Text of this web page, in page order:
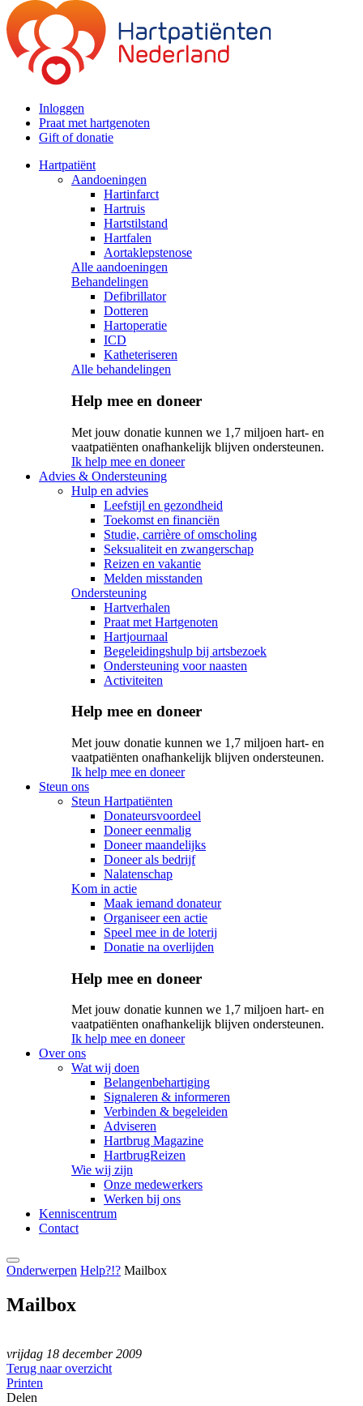
Inloggen
Praat met hartgenoten
Gift of donatie
Hartpatiënt
Aandoeningen
Hartinfarct
Hartruis
Hartstilstand
Hartfalen
Aortaklepstenose
Alle aandoeningen
Behandelingen
Defibrillator
Dotteren
Hartoperatie
ICD
Katheteriseren
Alle behandelingen
Help mee en doneer
Met jouw donatie kunnen we 1,7 miljoen hart- en
vaatpatiënten onafhankelijk blijven ondersteunen.
Ik help mee en doneer
Advies & Ondersteuning
Hulp en advies
Leefstijl en gezondheid
Toekomst en financiën
Studie, carrière of omscholing
Seksualiteit en zwangerschap
Reizen en vakantie
Melden misstanden
Ondersteuning
Hartverhalen
Praat met Hartgenoten
Hartjournaal
Begeleidingshulp bij artsbezoek
Ondersteuning voor naasten
Activiteiten
Help mee en doneer
Met jouw donatie kunnen we 1,7 miljoen hart- en
vaatpatiënten onafhankelijk blijven ondersteunen.
Ik help mee en doneer
Steun ons
Steun Hartpatiënten
Donateursvoordeel
Doneer eenmalig
Doneer maandelijks
Doneer als bedrijf
Nalatenschap
Kom in actie
Maak iemand donateur
Organiseer een actie
Speel mee in de loterij
Donatie na overlijden
Help mee en doneer
Met jouw donatie kunnen we 1,7 miljoen hart- en
vaatpatiënten onafhankelijk blijven ondersteunen.
Ik help mee en doneer
Over ons
Wat wij doen
Belangenbehartiging
Signaleren & informeren
Verbinden & begeleiden
Adviseren
Hartbrug Magazine
HartbrugReizen
Wie wij zijn
Onze medewerkers
Werken bij ons
Kenniscentrum
Contact
Onderwerpen Help?!? Mailbox
Mailbox
vrijdag 18 december 2009
Terug naar overzicht
Printen
Delen